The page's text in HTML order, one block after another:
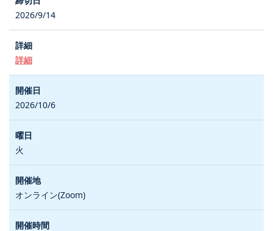
2026/9/14
詳細
2026/10/6
火
オンライン(Zoom)